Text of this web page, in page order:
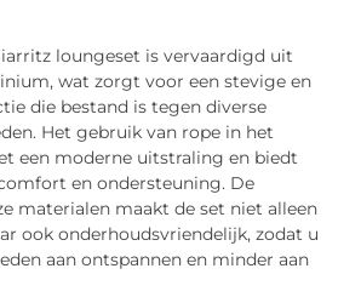
loungeset is vervaardigd uit
wat zorgt voor een stevige en
die bestand is tegen diverse
Het gebruik van rope in het
een moderne uitstraling en biedt
en ondersteuning. De
materialen maakt de set niet alleen
ook onderhoudsvriendelijk, zodat u
aan ontspannen en minder aan